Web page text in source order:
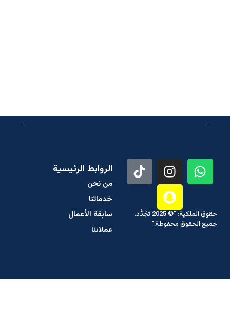
حقوق الملكية: "© 2025 تَجَدُّد.
جميع الحقوق محفوظة."
الروابط الرئيسية
من نحن
خدماتنا
سابقة الأعمال
عملائنا